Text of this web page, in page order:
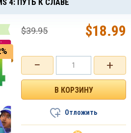
4: ПУТЬ К СЛАВЕ
+
−
$18.99
$39.95
Отложить